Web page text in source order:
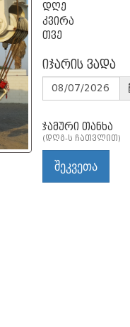
დღე
კვირა
თვე
იჯარის ვადა
ჯამური თანხა
(დღგ-ს ჩათვლით)
შეკვეთა